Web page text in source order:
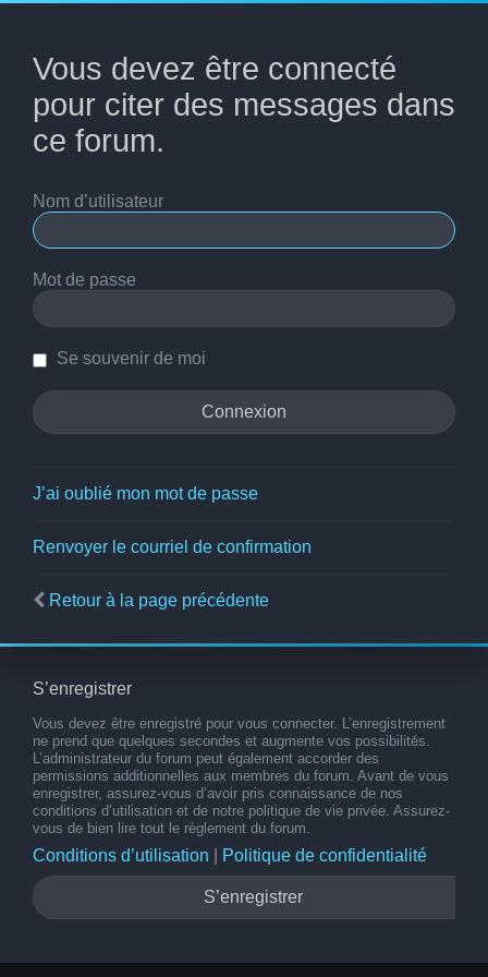
Vous devez être connecté
pour citer des messages dans
ce forum.
Nom d’utilisateur
Mot de passe
Se souvenir de moi
J’ai oublié mon mot de passe
Renvoyer le courriel de confirmation
Retour à la page précédente
S’enregistrer
Vous devez être enregistré pour vous connecter. L’enregistrement
ne prend que quelques secondes et augmente vos possibilités.
L’administrateur du forum peut également accorder des
permissions additionnelles aux membres du forum. Avant de vous
enregistrer, assurez-vous d’avoir pris connaissance de nos
conditions d’utilisation et de notre politique de vie privée. Assurez-
vous de bien lire tout le règlement du forum.
Conditions d’utilisation Politique de confidentialité
S’enregistrer